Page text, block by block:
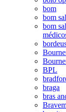
bom
bom
bom
BPL
braga
bras